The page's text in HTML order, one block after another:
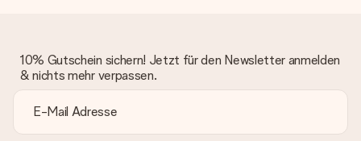
10% Gutschein sichern! Jetzt für den Newsletter anmelden
& nichts mehr verpassen.